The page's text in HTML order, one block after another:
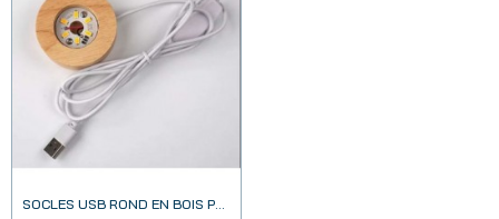
SOCLES USB ROND EN BOIS POUR DIY DÉCORATIVES